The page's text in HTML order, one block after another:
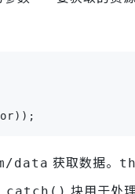
data 获取数据。
块用于处